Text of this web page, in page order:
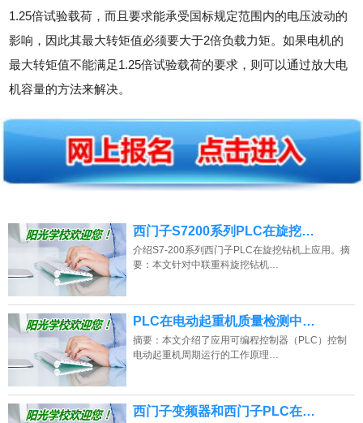
1.25倍试验载荷，而且要求能承受国标规定范围内的电压波动的
影响，因此其最大转矩值必须要大于2倍负载力矩。如果电机的
最大转矩值不能满足1.25倍试验载荷的要求，则可以通过放大电
机容量的方法来解决。
西门子S7200系列PLC在旋挖…
介绍S7-200系列西门子PLC在旋挖钻机上应用。摘
要：本文针对中联重科旋挖钻机…
PLC在电动起重机质量检测中…
摘要：本文介绍了应用可编程控制器（PLC）控制
电动起重机周期运行的工作原理…
西门子变频器和西门子PLC在…